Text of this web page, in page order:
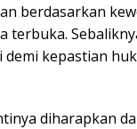
berdasarkan
terbuka.
kepastian
diharapkan